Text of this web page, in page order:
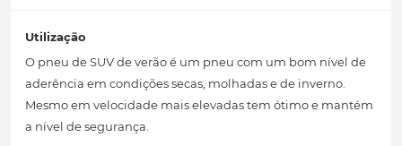
Utilização
O pneu de SUV de verão é um pneu com um bom nível de
aderência em condições secas, molhadas e de inverno.
Mesmo em velocidade mais elevadas tem ótimo e mantém
a nível de segurança.